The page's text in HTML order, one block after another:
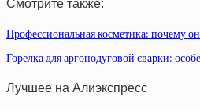
Смотрите также:
Профессиональная косметика: почему
Горелка для аргонодуговой сварки:
Лучшее на Алиэкспресс